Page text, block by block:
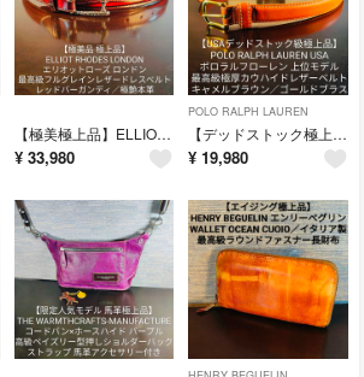
【極美極上品】ELLIOT RHODES ／最高級レッドバーガンディドレスベルト
¥ 33,980
POLO RALPH LAUREN
【デッドストック極上品】ラルフローレン USA正規品 最高級極厚本革ドレスベルト
¥ 19,980